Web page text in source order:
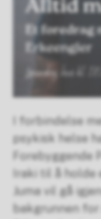
I forbindelse
psykisk helse
Forebyggende
Iraki til å holde
Juma vil gå
bakgrunnen